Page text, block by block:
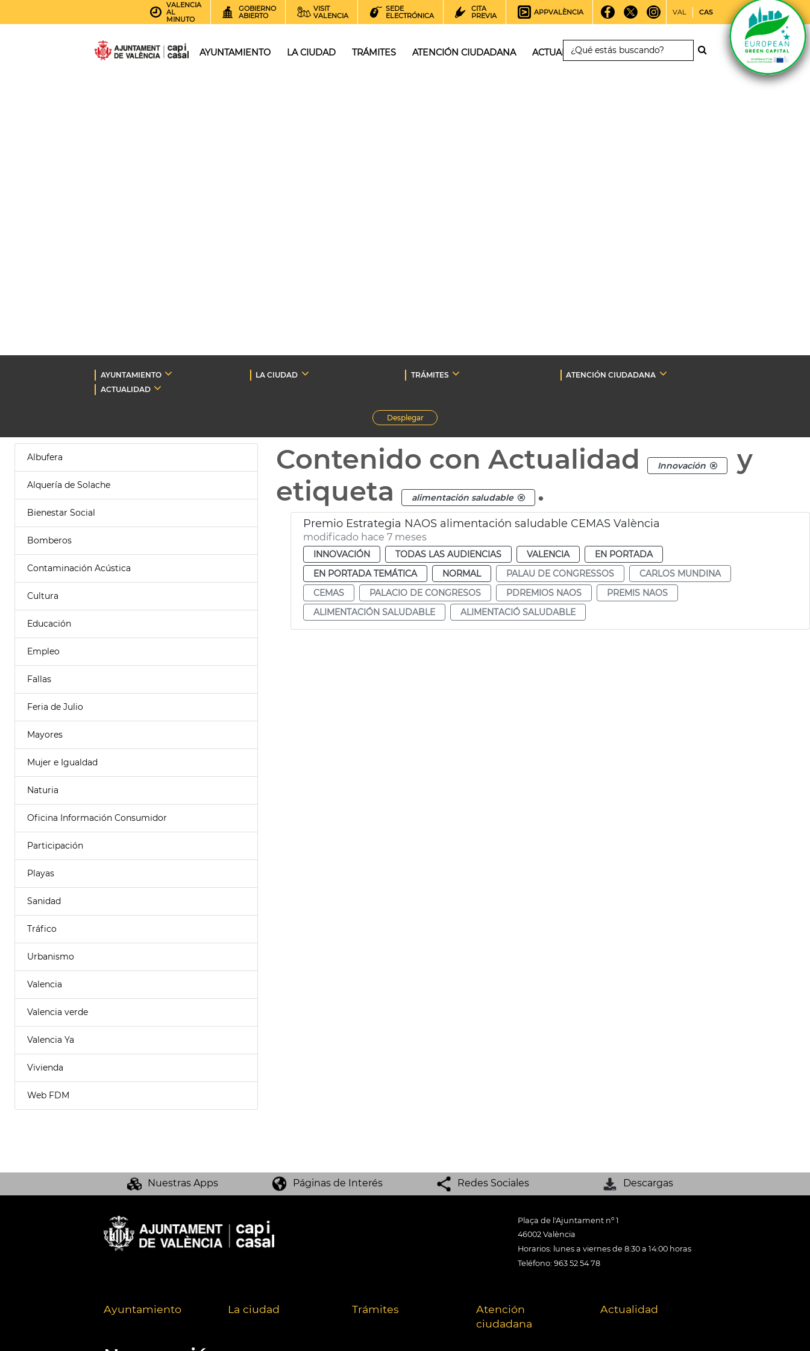
VALENCIA
AL
MINUTO
GOBIERNO
ABIERTO
VISIT
VALENCIA
SEDE
ELECTRÓNICA
CITA
PREVIA
APPVALÈNCIA VAL CAS
AYUNTAMIENTO LA CIUDAD TRÁMITES ATENCIÓN CIUDADANA ACTUALIDAD
AYUNTAMIENTO LA CIUDAD TRÁMITES
ATENCIÓN CIUDADANA
ACTUALIDAD
Desplegar
Albufera
Alquería de Solache
Bienestar Social
Bomberos
Contaminación Acústica
Cultura
Educación
Empleo
Fallas
Feria de Julio
Mayores
Mujer e Igualdad
Naturia
Oficina Información Consumidor
Participación
Playas
Sanidad
Tráfico
Urbanismo
Valencia
Valencia verde
Valencia Ya
Vivienda
Web FDM
Contenido con Actualidad Innovación
y
etiqueta
alimentación saludable .
Premio Estrategia NAOS alimentación saludable CEMAS València
modificado hace 7 meses
INNOVACIÓN TODAS LAS AUDIENCIAS VALENCIA
EN PORTADA
EN PORTADA TEMÁTICA
NORMAL PALAU DE CONGRESSOS
CARLOS MUNDINA
CEMAS
PALACIO DE CONGRESOS PDREMIOS NAOS
PREMIS NAOS
ALIMENTACIÓN SALUDABLE
ALIMENTACIÓ SALUDABLE
Nuestras Apps Páginas de Interés Redes Sociales Descargas
Plaça de l'Ajuntament nº 1
46002 València
Horarios: lunes a viernes de 8:30 a 14:00 horas
Teléfono: 963 52 54 78
Ayuntamiento La ciudad Trámites
Atención
ciudadana
Actualidad